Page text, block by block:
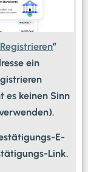
Registrieren”
ein
es keinen Sinn
E-
Link.